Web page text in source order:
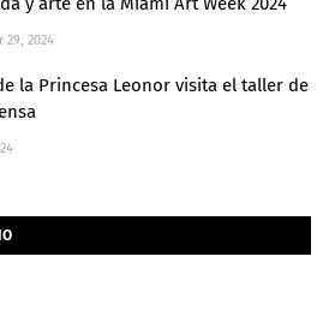
29, 2024
la Princesa Leonor visita el taller de